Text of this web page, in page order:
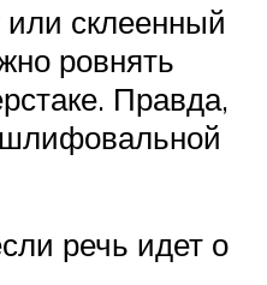
или склеенный
ровнять
Правда,
шлифовальной
речь идет о